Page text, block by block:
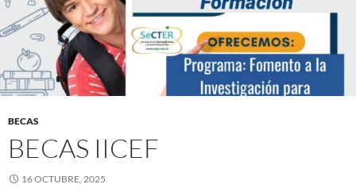
BECAS
BECAS IICEF
16 OCTUBRE, 2025